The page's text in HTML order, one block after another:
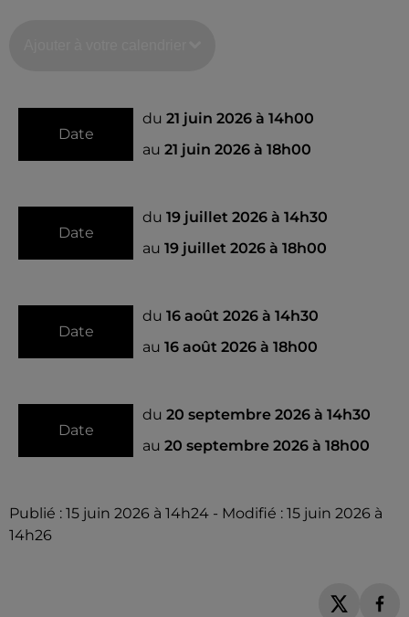
Date
du 21 juin 2026 à 14h00
au 21 juin 2026 à 18h00
Date
du 19 juillet 2026 à 14h30
au 19 juillet 2026 à 18h00
Date
du 16 août 2026 à 14h30
au 16 août 2026 à 18h00
Date
du 20 septembre 2026 à 14h30
au 20 septembre 2026 à 18h00
Publié : 15 juin 2026 à 14h24 - Modifié : 15 juin 2026 à
14h26